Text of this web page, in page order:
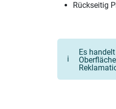
Rückseitig
ℹ️
Es